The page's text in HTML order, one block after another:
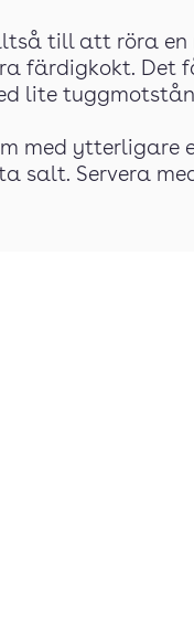
till att röra en
färdigkokt. Det
lite
med ytterligare
salt. Servera